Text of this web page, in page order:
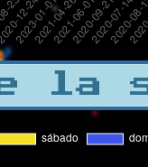
la